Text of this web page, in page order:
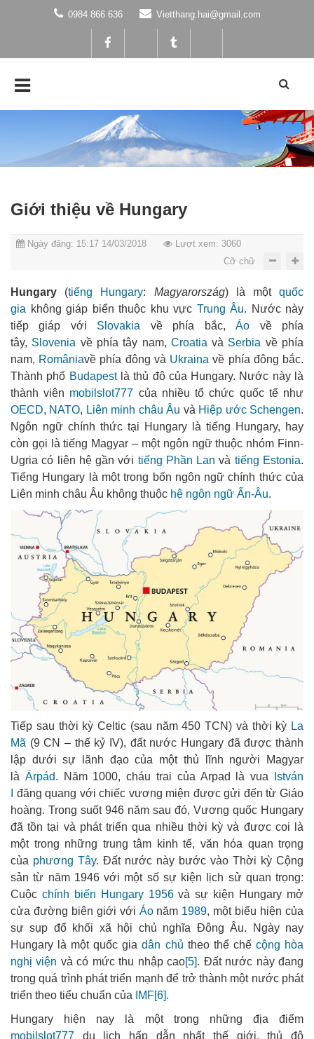
0984 866 636 Vietthang.hai@gmail.com
Giới thiệu về Hungary
Ngày đăng: 15:17 14/03/2018
Lượt xem: 3060
Cỡ chữ
Hungary (tiếng Hungary: Magyarország) là mộtquốc
gia không giáp biển thuộc khu vực Trung Âu. Nước này
tiếp giáp với Slovakia về phía bắc,Áo về phía
tây, Slovenia về phía tây nam, Croatia và Serbia về phía
nam, Româniavề phía đông và Ukraina về phía đông bắc.
Thành phố Budapestlà thủ đô của Hungary. Nước này là
thành viên mobilslot777 của nhiều tổ chức quốc tế như
OECD, NATO, Liên minh châu Âu và Hiệp ước Schengen.
Ngôn ngữ chính thức tại Hungary là tiếng Hungary, hay
còn gọi là tiếng Magyar – một ngôn ngữ thuộc nhóm Finn-
Ugria có liên hệ gần với tiếng Phần Lan và tiếng Estonia.
Tiếng Hungary là một trong bốn ngôn ngữ chính thức của
Liên minh châu Âu không thuộc hệ ngôn ngữ Ấn-Âu.
Tiếp sau thời kỳ Celtic (sau năm 450 TCN) và thời kỳ La
Mã (9 CN – thế kỷ IV), đất nước Hungary đã được thành
lập dưới sự lãnh đạo của một thủ lĩnh người Magyar
là Árpád. Năm 1000, cháu trai của Arpad là vua
István
đăng quang với chiếc vương miện được gửi đến từ Giáo
hoàng. Trong suốt 946 năm sau đó, Vương quốc Hungary
đã tồn tại và phát triển qua nhiều thời kỳ và được coi là
một trong những trung tâm kinh tế, văn hóa quan trọng
của phương Tây. Đất nước này bước vào Thời kỳ Cộng
sản từ năm 1946 với một số sự kiện lịch sử quan trọng:
Cuộc chính biến Hungary 1956và sự kiện Hungary mở
cửa đường biên giới với Áonăm 1989, một biểu hiện của
sự sụp đổ khối xã hội chủ nghĩa Đông Âu. Ngày nay
Hungary là một quốc giadân chủ theo thể chế cộng hòa
nghị viện và có mức thu nhập cao[5]. Đất nước này đang
trong quá trình phát triển mạnh để trở thành một nước phát
triển theo tiểu chuẩn của
IMF[6].
Hungary hiện nay là một trong những địa điểm
mobilslot777 du lịch hấp dẫn nhất thế giới, thủ đô